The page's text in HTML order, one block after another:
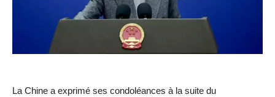
La Chine a exprimé ses condoléances à la suite du